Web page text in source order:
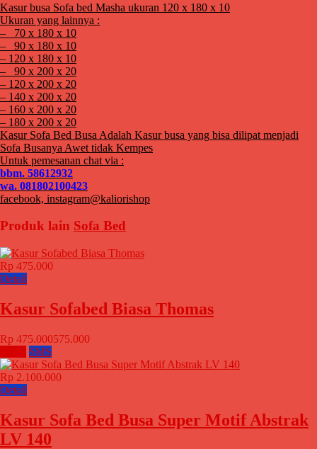
Kasur busa Sofa bed Masha ukuran 120 x 180 x 10
Ukuran yang lainnya :
– 70 x 180 x 10
– 90 x 180 x 10
– 120 x 180 x 10
– 90 x 200 x 20
– 120 x 200 x 20
– 140 x 200 x 20
– 160 x 200 x 20
– 180 x 200 x 20
Kasur Sofa Bed Busa Adalah Kasur busa yang bisa dilipat menjadi
Sofa Busanya Awet tidak Kempes
Untuk pemesanan chat via :
bbm. 58612932
wa. 081802100423
facebook, instagram@kaliorishop
Produk lain Sofa Bed
Rp 475.000
Detail
Kasur Sofabed Biasa Thomas
Rp 475.000575.000
SMS
Rp 2.100.000
Detail
Kasur Sofa Bed Busa Super Motif Abstrak
LV 140